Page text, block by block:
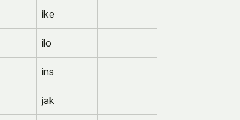
ike
ilo
ins
jak